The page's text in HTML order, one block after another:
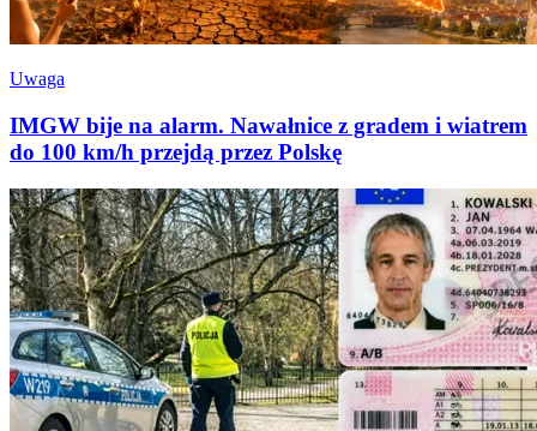
Uwaga
IMGW bije na alarm. Nawałnice z gradem i wiatrem
do 100 km/h przejdą przez Polskę